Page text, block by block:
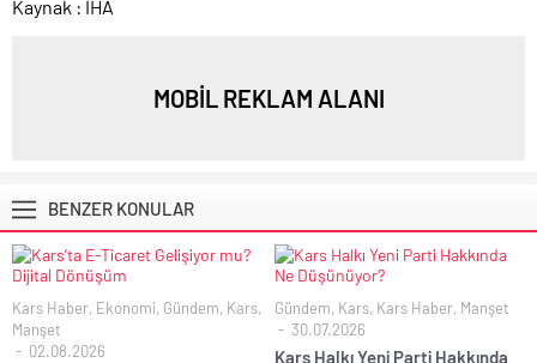
Kaynak : İHA
MOBİL REKLAM ALANI
BENZER KONULAR
Kars Haber, Ekonomi, Gündem, Kars,
Manşet
02.08.2026
Gündem, Kars, Kars Haber, Manşet
30.07.2026
Kars Halkı Yeni Parti Hakkında